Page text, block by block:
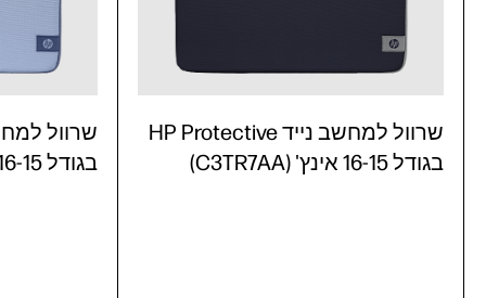
בגודל 16-15 אינץ' (C3TR6AA)
שרוול למחשב נייד HP Protective
בגודל 16-15 אינץ' (C3TR7AA)